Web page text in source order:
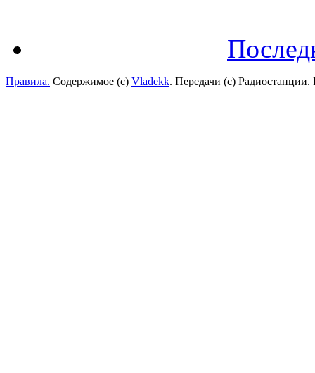
Правила. Содержимое (с) Vladekk. Передачи (с)